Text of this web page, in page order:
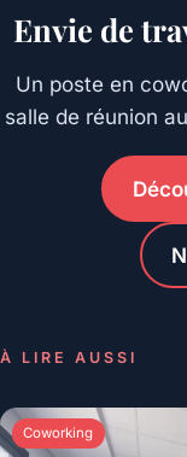
Envie de
Un poste en
salle de réunion
À LIRE AUSSI
Coworking